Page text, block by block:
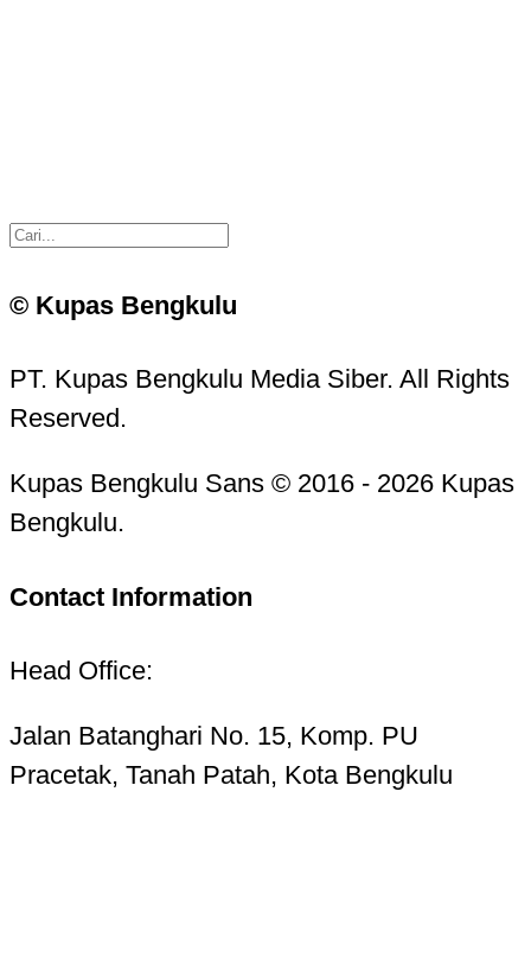
© Kupas Bengkulu
PT. Kupas Bengkulu Media Siber. All Rights
Reserved.
Kupas Bengkulu Sans © 2016 - 2026 Kupas
Bengkulu.
Contact Information
Head Office:
Jalan Batanghari No. 15, Komp. PU
Pracetak, Tanah Patah, Kota Bengkulu